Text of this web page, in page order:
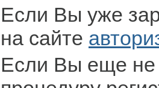
Если Вы уже
на сайте
Если Вы еще не